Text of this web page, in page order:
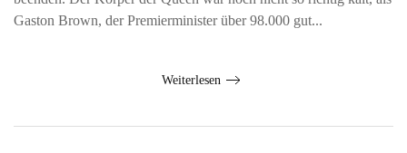
Gaston Brown, der Premierminister über 98.000 gut...
Weiterlesen